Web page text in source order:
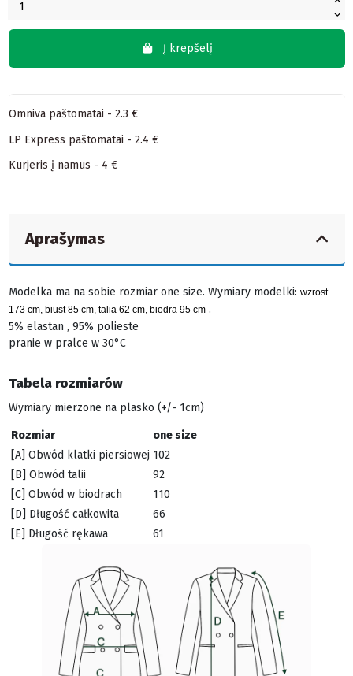
Į krepšelį
Omniva paštomatai - 2.3 €
LP Express paštomatai - 2.4 €
Kurjeris į namus - 4 €
Aprašymas
Modelka ma na sobie rozmiar one size. Wymiary modelki: wzrost
173 cm, biust 85 cm, talia 62 cm, biodra 95 cm.
5% elastan , 95% polieste
pranie w pralce w 30°C
Tabela rozmiarów
Wymiary mierzone na plasko (+/- 1cm)
Rozmiar
one size
[A] Obwód klatki piersiowej 102
[B] Obwód talii
92
[C] Obwód w biodrach
110
[D] Długość całkowita
66
[E] Długość rękawa
61